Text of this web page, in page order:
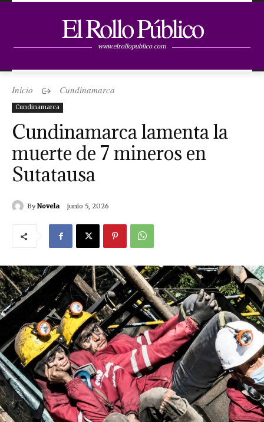
El Rollo Público
www.elrollopublico.com
Inicio Cundinamarca
Cundinamarca
Cundinamarca lamenta la
muerte de 7 mineros en
Sutatausa
By Novela junio 5, 2026